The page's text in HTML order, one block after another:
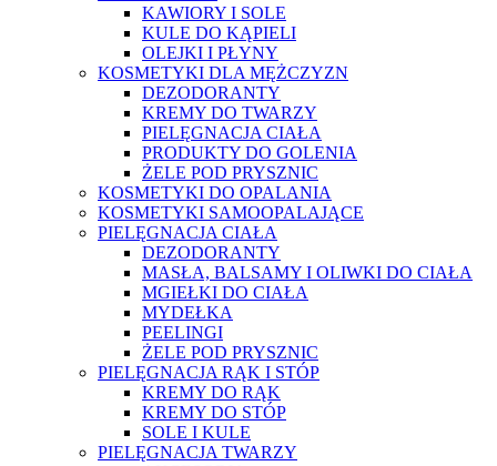
KAWIORY I SOLE
KULE DO KĄPIELI
OLEJKI I PŁYNY
KOSMETYKI DLA MĘŻCZYZN
DEZODORANTY
KREMY DO TWARZY
PIELĘGNACJA CIAŁA
PRODUKTY DO GOLENIA
ŻELE POD PRYSZNIC
KOSMETYKI DO OPALANIA
KOSMETYKI SAMOOPALAJĄCE
PIELĘGNACJA CIAŁA
DEZODORANTY
MASŁA, BALSAMY I OLIWKI DO CIAŁA
MGIEŁKI DO CIAŁA
MYDEŁKA
PEELINGI
ŻELE POD PRYSZNIC
PIELĘGNACJA RĄK I STÓP
KREMY DO RĄK
KREMY DO STÓP
SOLE I KULE
PIELĘGNACJA TWARZY